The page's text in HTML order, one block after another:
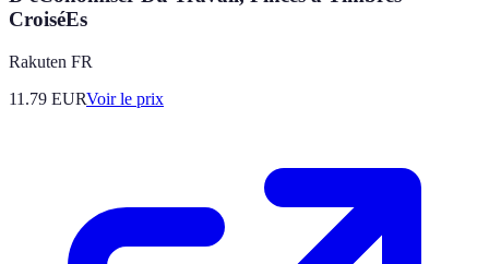
CroiséEs
Rakuten FR
11.79 EURVoir le prix